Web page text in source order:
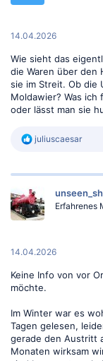
:
14.04.2026
Wie sieht das
die Waren über den
sie im Streit. Ob die
Moldawier? Was
oder lässt man sie
R
k
i
o
n
:
juliuscaesar
Erfahrenes
14.04.2026
Keine Info von vor
möchte.
Im Winter war es
Tagen gelesen,
gerade den Austritt
Monaten wirksam